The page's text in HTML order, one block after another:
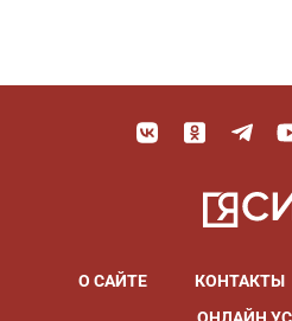
О САЙТЕ КОНТАКТЫ